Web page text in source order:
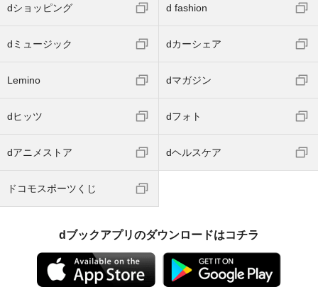
dショッピング d fashion
dミュージック dカーシェア
Lemino dマガジン
dヒッツ dフォト
dアニメストア dヘルスケア
ドコモスポーツくじ
dブックアプリのダウンロードはコチラ